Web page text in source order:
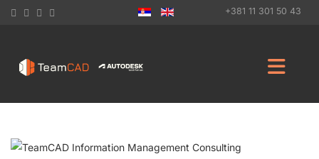
+381 11 301 50 43